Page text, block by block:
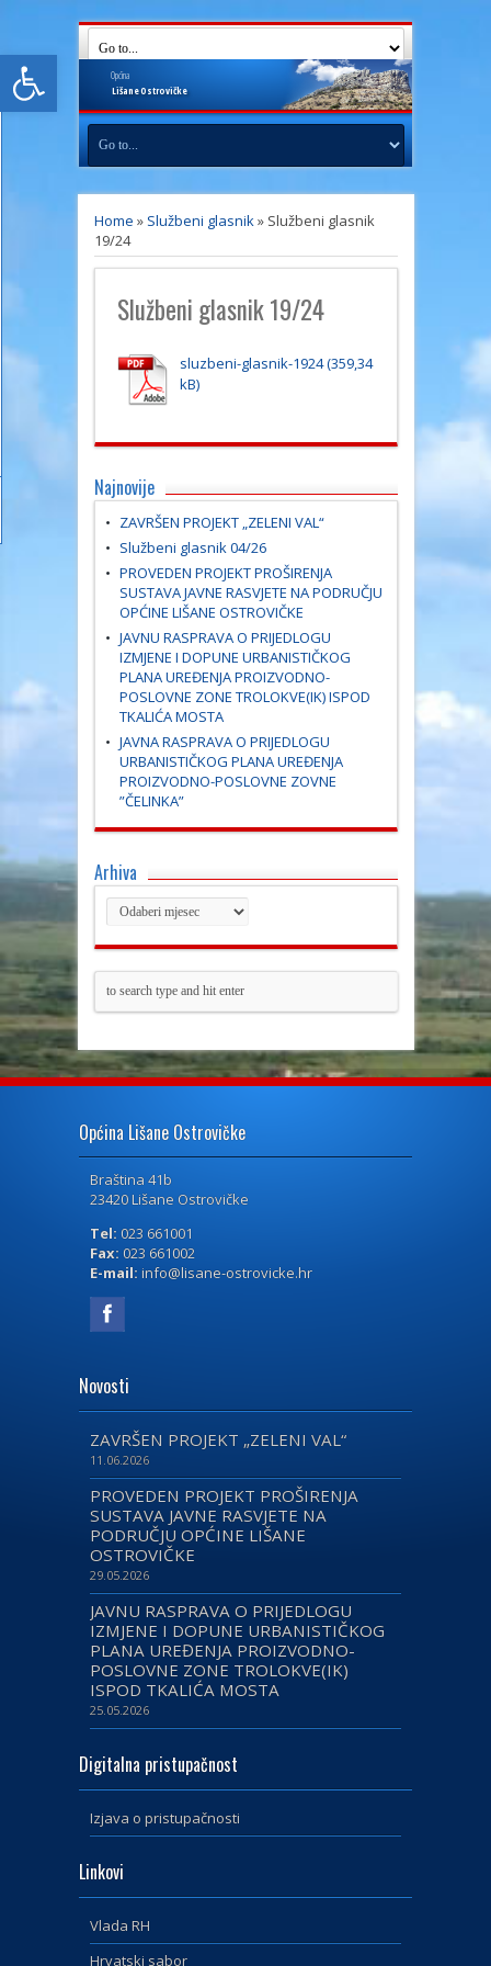
Open toolbar
LišaneOstrovičke
Općina
Home » Službeni glasnik» Službeni glasnik
19/24
Službeni glasnik 19/24
sluzbeni-glasnik-1924
Najnovije
ZAVRŠEN PROJEKT „ZELENI VAL“
Službeni glasnik 04/26
PROVEDEN PROJEKT PROŠIRENJA
SUSTAVA JAVNE RASVJETE NA PODRUČJU
OPĆINE LIŠANE OSTROVIČKE
JAVNU RASPRAVA O PRIJEDLOGU
IZMJENE I DOPUNE URBANISTIČKOG
PLANA UREĐENJA PROIZVODNO-
POSLOVNE ZONE TROLOKVE(IK) ISPOD
TKALIĆA MOSTA
JAVNA RASPRAVA O PRIJEDLOGU
URBANISTIČKOG PLANA UREĐENJA
PROIZVODNO-POSLOVNE ZOVNE
”ČELINKA”
Arhiva
Općina Lišane Ostrovičke
Braština 41b
23420 Lišane Ostrovičke
Tel: 023 661001
Fax: 023 661002
E-mail: info@lisane-ostrovicke.hr
Novosti
ZAVRŠEN PROJEKT „ZELENI VAL“
11.06.2026
PROVEDEN PROJEKT PROŠIRENJA
SUSTAVA JAVNE RASVJETE NA
PODRUČJU OPĆINE LIŠANE
OSTROVIČKE
29.05.2026
JAVNU RASPRAVA O PRIJEDLOGU
IZMJENE I DOPUNE URBANISTIČKOG
PLANA UREĐENJA PROIZVODNO-
POSLOVNE ZONE TROLOKVE(IK)
ISPOD TKALIĆA MOSTA
25.05.2026
Digitalna pristupačnost
Izjava o pristupačnosti
Linkovi
Vlada RH
Hrvatski sabor